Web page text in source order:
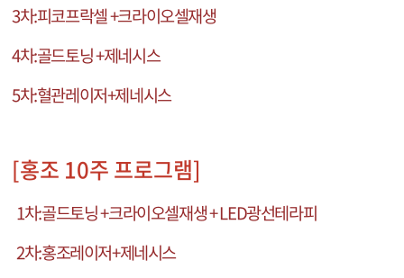
3차:피코프락셀+크라이오셀재생
4차:골드토닝+제네시스
5차:혈관레이저+제네시스
[홍조 10주 프로그램]
1차:골드토닝+크라이오셀재생+ LED광선테라피
2차:홍조레이저+제네시스